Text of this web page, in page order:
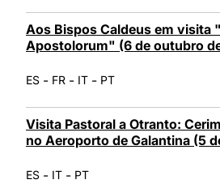
Aos Bispos Caldeus em visita
Apostolorum" (6 de outubro
ES - FR - IT - PT
Visita Pastoral a Otranto:
no Aeroporto de Galantina (5
ES - IT - PT